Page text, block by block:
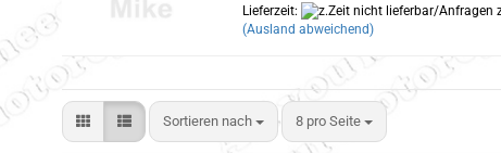
Lieferzeit:
(Ausland abweichend)
Sortieren nach 8 pro Seite